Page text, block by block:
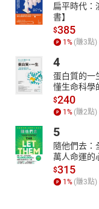
扁平時代：
書】
$385
1 % (賺3點)
4
蛋白質的一
懂生命科學
$240
1 % (賺2點)
5
隨他們去：
萬人命運的
書】
$315
1 % (賺3點)